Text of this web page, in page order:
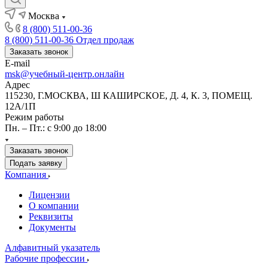
Москва
8 (800) 511-00-36
8 (800) 511-00-36 Отдел продаж
Заказать звонок
E-mail
msk@учебный-центр.онлайн
Адрес
115230, Г.МОСКВА, Ш КАШИРСКОЕ, Д. 4, К. 3, ПОМЕЩ.
12А/1П
Режим работы
Пн. – Пт.: с 9:00 до 18:00
Заказать звонок
Подать заявку
Компания
Лицензии
О компании
Реквизиты
Документы
Алфавитный указатель
Рабочие профессии